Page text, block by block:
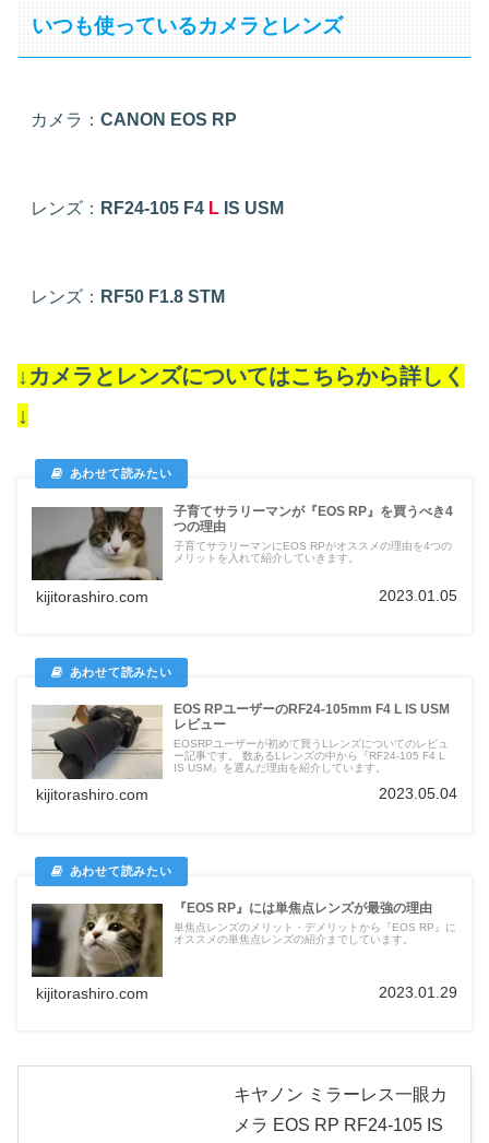
いつも使っているカメラとレンズ
カメラ： CANON EOS RP
レンズ： RF24-105 F4 L IS USM
レンズ： RF50 F1.8 STM
↓カメラとレンズについてはこちらから詳しく
↓
子育てサラリーマンが『EOS RP』を買うべき4
つの理由
子育てサラリーマンにEOS RPがオススメの理由を4つの
メリットを入れて紹介していきます。
kijitorashiro.com 2023.01.05
EOS RPユーザーのRF24-105mm F4 L IS USM
レビュー
EOSRPユーザーが初めて買うLレンズについてのレビュ
ー記事です。 数あるLレンズの中から『RF24-105 F4 L
IS USM』を選んだ理由を紹介しています。
kijitorashiro.com 2023.05.04
『EOS RP』には単焦点レンズが最強の理由
単焦点レンズのメリット・デメリットから『EOS RP』に
オススメの単焦点レンズの紹介までしています。
kijitorashiro.com 2023.01.29
キヤノン ミラーレス一眼カ
メラ EOS RP RF24-105 IS